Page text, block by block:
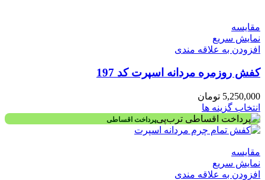
مقايسه
نمایش سریع
افزودن به علاقه مندی
کفش روزمره مردانه اسپرت کد 197
5,250,000 تومان
انتخاب گزینه ها
پرداخت اقساطی
مقايسه
نمایش سریع
افزودن به علاقه مندی